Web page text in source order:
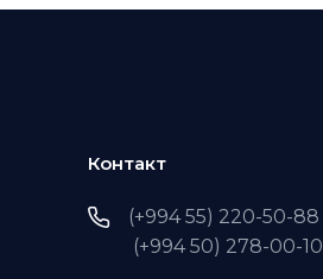
Контакт
(+994 55) 220-50-88
(+994 50) 278-00-10